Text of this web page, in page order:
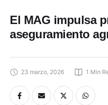
El MAG impulsa
aseguramiento
23 marzo, 2026 1 Min